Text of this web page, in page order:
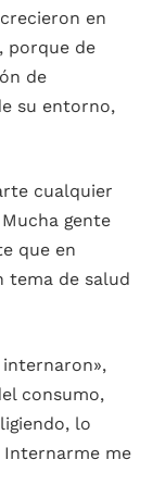
en
porque de
de
su entorno,
cualquier
gente
que en
tema de salud
consumo,
lo
Internarme me